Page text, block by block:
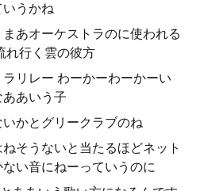
うかね
あオーケストラのに使われる
れ行く雲の彼方
リレー わーかーわーかーい
あいう子
かとグリークラブのね
そうないと当たるほどネット
い音にねーっていうのに